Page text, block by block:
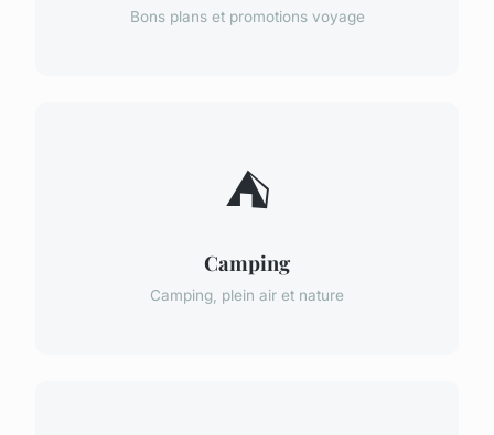
Bons plans et promotions voyage
⛺
Camping
Camping, plein air et nature